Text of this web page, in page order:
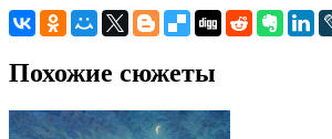
Похожие сюжеты